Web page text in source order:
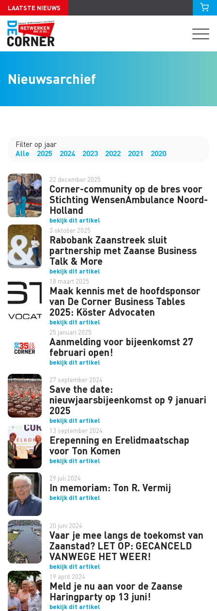
LAATSTE NIEUWS
Nieuwsarchief
Filter op jaar
Alle
2025 2024 2023 2022 2021 2020
22 december 2025
Corner-community op de bres voor
Stichting WensenAmbulance Noord-
Holland
bekijk dit artikel
3 oktober 2025
Rabobank Zaanstreek sluit
partnership met Zaanse Business
Talk & More
bekijk dit artikel
18 maart 2025
Maak kennis met de hoofdsponsor
van De Corner Business Tables
2025: Köster Advocaten
bekijk dit artikel
25 januari 2025
Aanmelding voor bijeenkomst 27
februari open!
bekijk dit artikel
27 september 2024
Save the date:
nieuwjaarsbijeenkomst op 9 januari
2025
bekijk dit artikel
13 september 2024
Erepenning en Erelidmaatschap
voor Ton Komen
bekijk dit artikel
29 juli 2024
In memoriam: Ton R. Vermij
bekijk dit artikel
20 juni 2024
Vaar je mee langs de toekomst van
Zaanstad? LET OP: GECANCELD
VANWEGE HET WEER!
bekijk dit artikel
19 april 2024
Meld je nu aan voor de Zaanse
Haringparty op 13 juni!
bekijk dit artikel